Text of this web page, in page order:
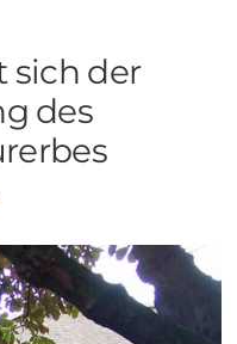
sich der
des